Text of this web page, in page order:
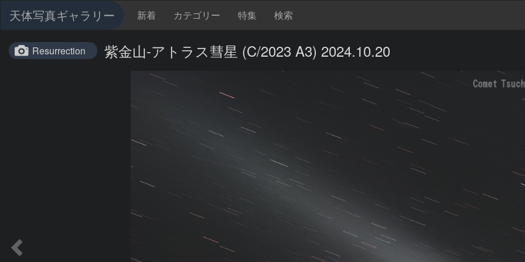
天体写真ギャラリー 新着 カテゴリー 特集 検索
Resurrection 紫金山-アトラス彗星 (C/2023 A3) 2024.10.20